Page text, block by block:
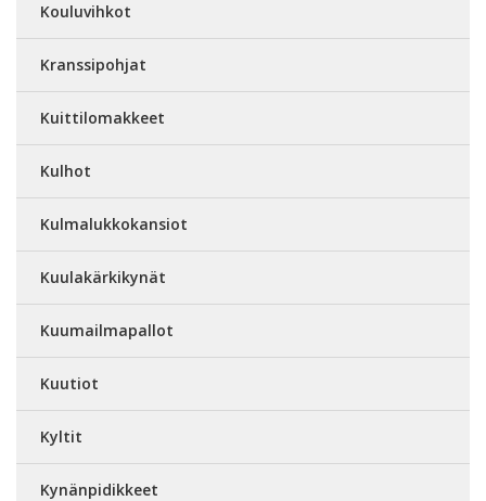
Kouluvihkot
Kranssipohjat
Kuittilomakkeet
Kulhot
Kulmalukkokansiot
Kuulakärkikynät
Kuumailmapallot
Kuutiot
Kyltit
Kynänpidikkeet